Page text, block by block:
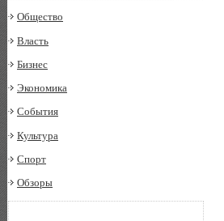
Общество
Власть
Бизнес
Экономика
События
Культура
Спорт
Обзоры